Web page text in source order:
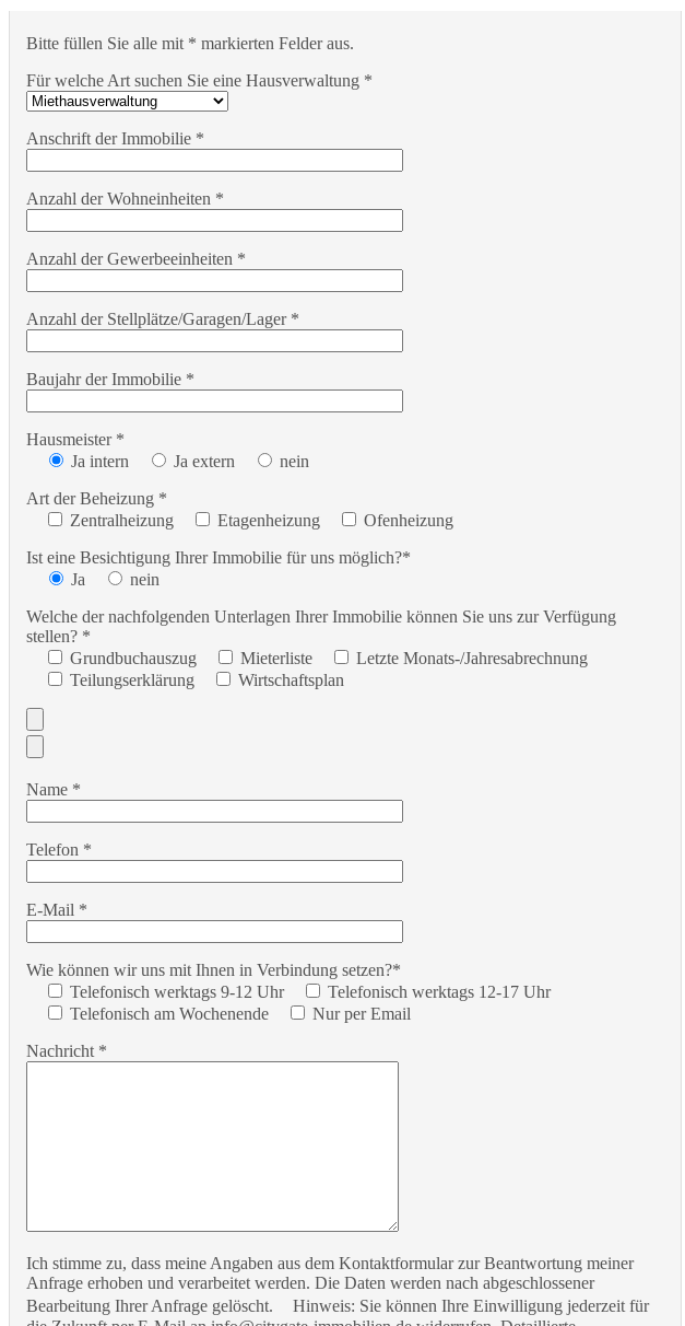
Bitte füllen Sie alle mit * markierten Felder aus.
Für welche Art suchen Sie eine Hausverwaltung *
Anschrift der Immobilie *
Anzahl der Wohneinheiten *
Anzahl der Gewerbeeinheiten *
Anzahl der Stellplätze/Garagen/Lager *
Baujahr der Immobilie *
Hausmeister *
Ja intern
Ja extern
nein
Art der Beheizung *
Zentralheizung
Etagenheizung
Ofenheizung
Ist eine Besichtigung Ihrer Immobilie für uns möglich?*
Ja
nein
Welche der nachfolgenden Unterlagen Ihrer Immobilie können Sie uns zur Verfügung
stellen? *
Grundbuchauszug
Mieterliste
Letzte Monats-/Jahresabrechnung
Teilungserklärung
Wirtschaftsplan
Name *
Telefon *
E-Mail *
Wie können wir uns mit Ihnen in Verbindung setzen?*
Telefonisch werktags 9-12 Uhr
Telefonisch werktags 12-17 Uhr
Telefonisch am Wochenende
Nur per Email
Nachricht *
Ich stimme zu, dass meine Angaben aus dem Kontaktformular zur Beantwortung meiner
Anfrage erhoben und verarbeitet werden. Die Daten werden nach abgeschlossener
Bearbeitung Ihrer Anfrage gelöscht. Hinweis: Sie können Ihre Einwilligung jederzeit für